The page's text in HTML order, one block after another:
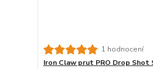
1 hodnocení
Iron Claw prut PRO Drop Shot